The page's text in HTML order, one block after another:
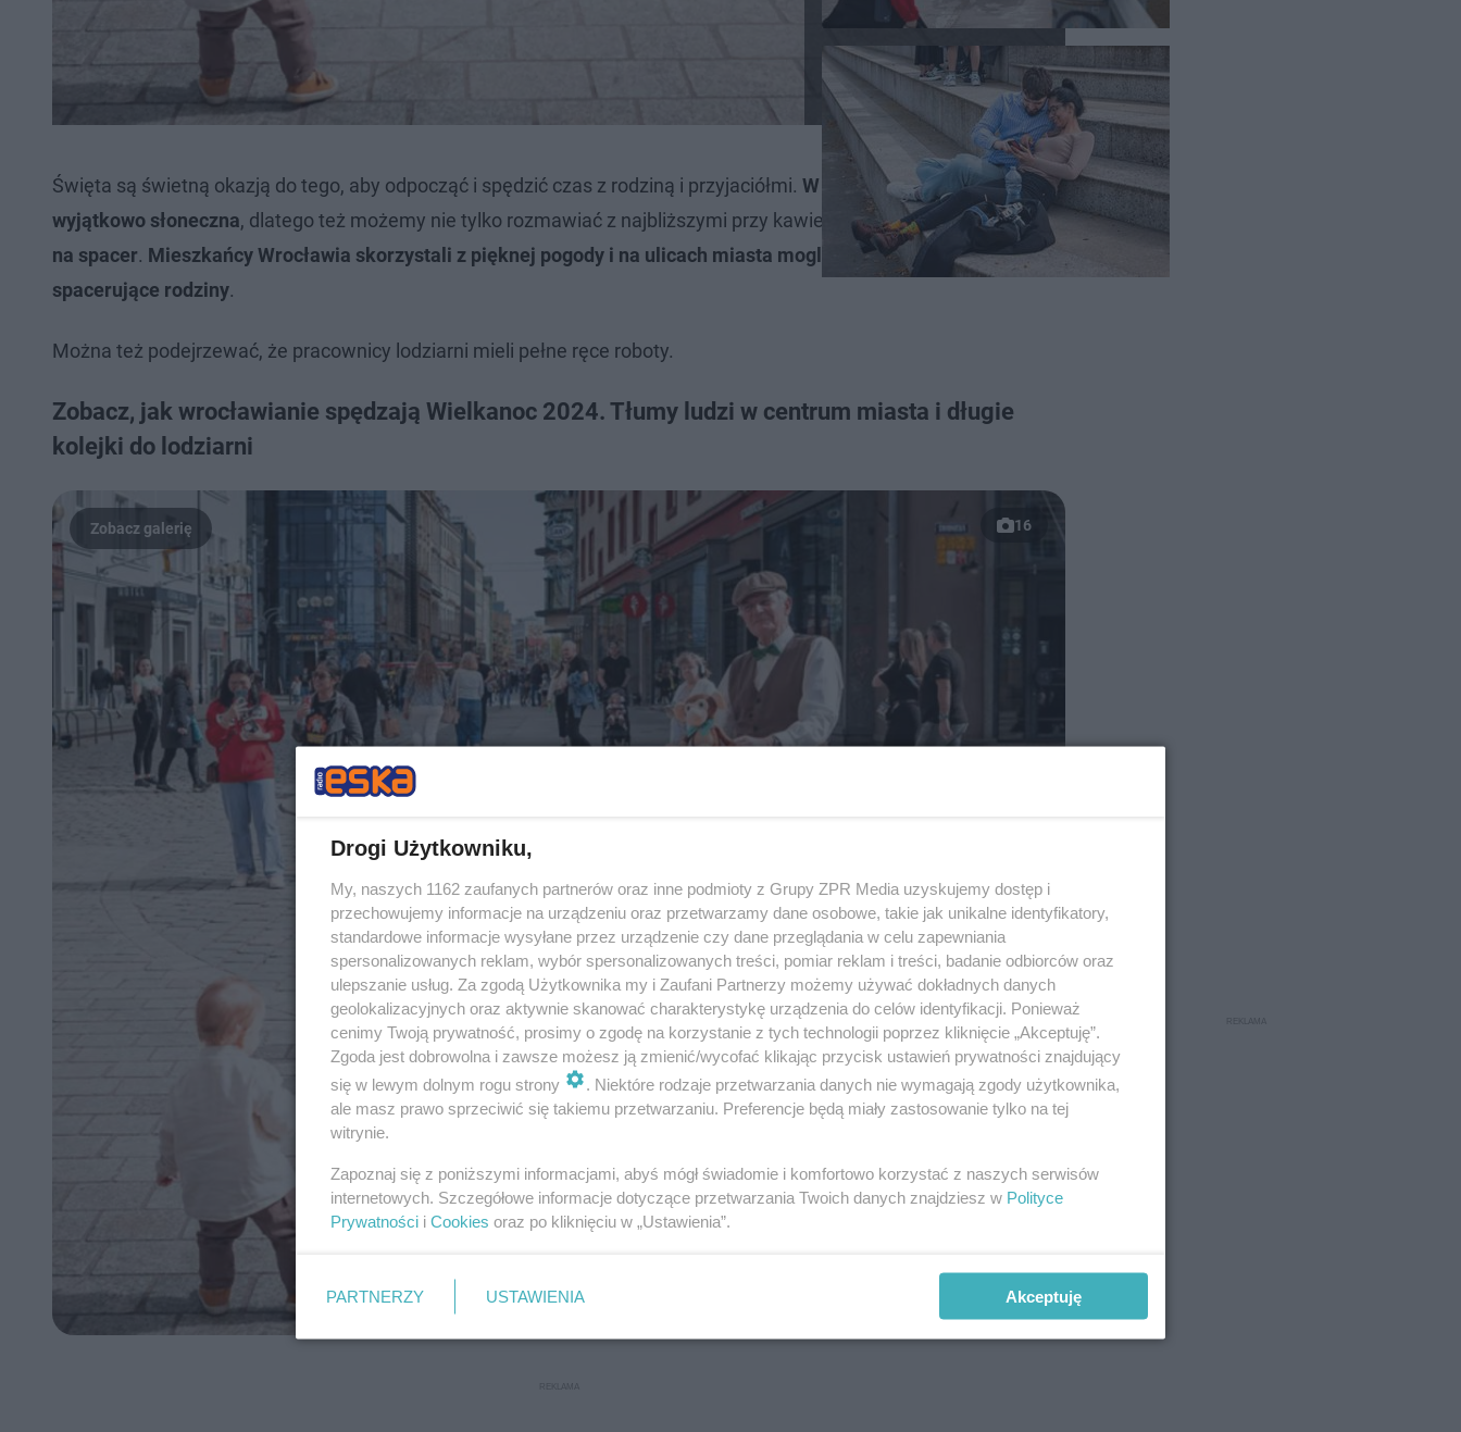
Święta są świetną okazją do tego, aby odpocząć i spędzić czas z rodziną i przyjaciółmi. W tym roku Wielkanoc jest
wyjątkowo słoneczna, dlatego też możemy nie tylko rozmawiać z najbliższymi przy kawie w domu, ale równieżwyjść
na spacer. Mieszkańcy Wrocławia skorzystali z pięknej pogody i na ulicach miasta mogliśmy zobaczyć wesoło
spacerujące rodziny.
Można też podejrzewać, że pracownicy lodziarni mieli pełne ręce roboty.
Zobacz, jak wrocławianie spędzają Wielkanoc 2024. Tłumy ludzi w centrum miasta i długie
kolejki do lodziarni
16
Drogi Użytkowniku,
My, naszych 1162 zaufanych partnerów oraz inne podmioty z Grupy ZPR Media uzyskujemy dostęp i
przechowujemy informacje na urządzeniu oraz przetwarzamy dane osobowe, takie jak unikalne identyfikatory,
standardowe informacje wysyłane przez urządzenie czy dane przeglądania w celu zapewniania
spersonalizowanych reklam, wybór spersonalizowanych treści, pomiar reklam i treści, badanie odbiorców oraz
ulepszanie usług. Za zgodą Użytkownika my i Zaufani Partnerzy możemy używać dokładnych danych
geolokalizacyjnych oraz aktywnie skanować charakterystykę urządzenia do celów identyfikacji. Ponieważ
cenimy Twoją prywatność, prosimy o zgodę na korzystanie z tych technologii poprzez kliknięcie „Akceptuję”.
Zgoda jest dobrowolna i zawsze możesz ją zmienić/wycofać klikając przycisk ustawień prywatności znajdujący
się w lewym dolnym rogu strony
. Niektóre rodzaje przetwarzania danych nie wymagają zgody użytkownika,
ale masz prawo sprzeciwić się takiemu przetwarzaniu. Preferencje będą miały zastosowanie tylko na tej
witrynie.
Zapoznaj się z poniższymi informacjami, abyś mógł świadomie i komfortowo korzystać z naszych serwisów
internetowych. Szczegółowe informacje dotyczące przetwarzania Twoich danych znajdziesz w Polityce
Prywatności i Cookies oraz po kliknięciu w „Ustawienia”.
PARTNERZY USTAWIENIA Akceptuję